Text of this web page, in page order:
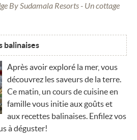
By Sudamala Resorts - Un cottage
balinaises
Après avoir exploré la mer, vous
découvrez les saveurs de la terre.
Ce matin, un cours de cuisine en
famille vous initie aux goûts et
aux recettes balinaises. Enfilez vos
à déguster!